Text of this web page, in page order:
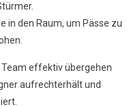
in den Raum, um Pässe zu
Team effektiv übergehen
aufrechterhält und